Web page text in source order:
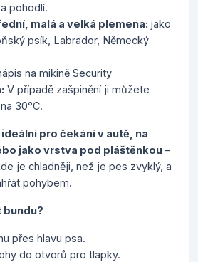
pohodlí.
malá a velká plemena: jako
psík, Labrador, Německý
na mikině Security
V případě zašpinění ji můžete
30°C.
pro čekání v autě, na
jako vrstva pod pláštěnkou –
je chladněji, než je pes zvyklý, a
pohybem.
bundu?
přes hlavu psa.
do otvorů pro tlapky.